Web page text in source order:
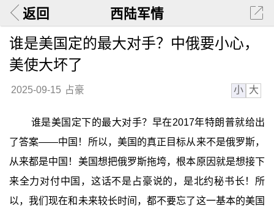
返回 西陆军情
谁是美国定的最大对手？中俄要小心，
美使大坏了
2025-09-15 占豪 小 大
谁是美国定下的最大对手？早在2017年特朗普就给出
了答案——中国！所以，美国的真正目标从来不是俄罗斯，
从来都是中国！美国想把俄罗斯拖垮，根本原因就是想接下
来全力对付中国，这话不是占豪说的，是北约秘书长！所
以，我们现在和未来较长时间，都不要忘了这一基本的美国